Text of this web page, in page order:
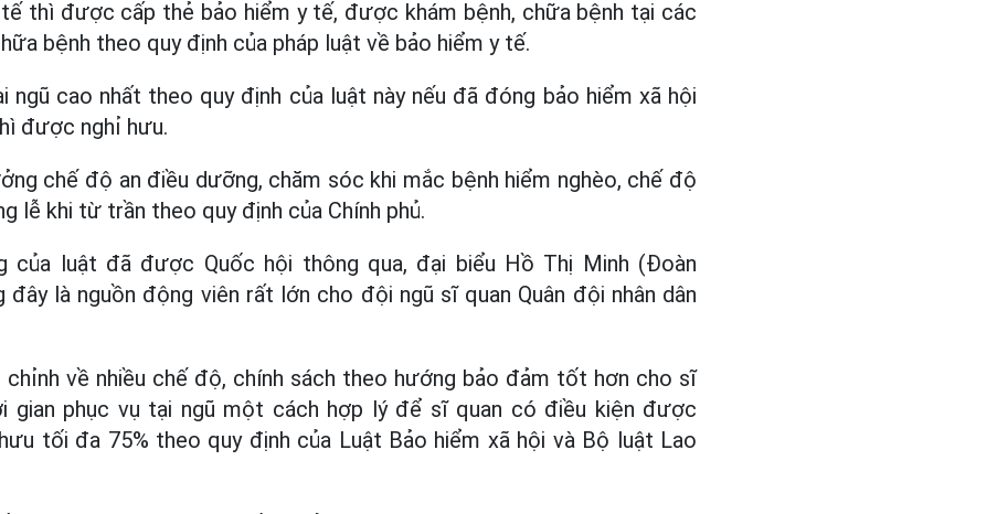
thì được cấp thẻ bảo hiểm y tế, được khám bệnh, chữa bệnh tại các
bệnh theo quy định của pháp luật về bảo hiểm y tế.
ngũ cao nhất theo quy định của luật này nếu đã đóng bảo hiểm xã hội
được nghỉ hưu.
chế độ an điều dưỡng, chăm sóc khi mắc bệnh hiểm nghèo, chế độ
lễ khi từ trần theo quy định của Chính phủ.
của luật đã được Quốc hội thông qua, đại biểu Hồ Thị Minh (Đoàn
đây là nguồn động viên rất lớn cho đội ngũ sĩ quan Quân đội nhân dân
về nhiều chế độ, chính sách theo hướng bảo đảm tốt hơn cho sĩ
gian phục vụ tại ngũ một cách hợp lý để sĩ quan có điều kiện được
tối đa 75% theo quy định của Luật Bảo hiểm xã hội và Bộ luật Lao